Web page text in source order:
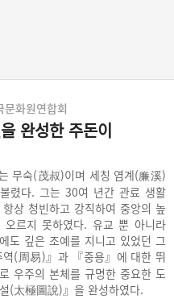
문화원연합회
완성한 주돈이
무숙(茂叔)이며 세칭 염계(廉溪)
렸다. 그는 30여 년간 관료 생활
상 청빈하고 강직하여 중앙의 높
오르지 못하였다. 유교 뿐 아니라
도 깊은 조예를 지니고 있었던 그
역(周易)』과 『중용』에 대한 뛰
우주의 본체를 규명한 중요한 도
(太極圖說)』을 완성하였다.